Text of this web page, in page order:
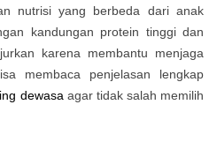
nutrisi yang berbeda dari anak
kandungan protein tinggi dan
karena membantu menjaga
membaca penjelasan lengkap
dewasaagar tidak salah memilih